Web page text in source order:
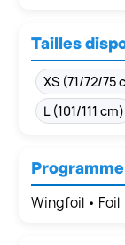
Tailles
XS (71/72/75
L (101/111 cm)
Programme
Wingfoil • Foil